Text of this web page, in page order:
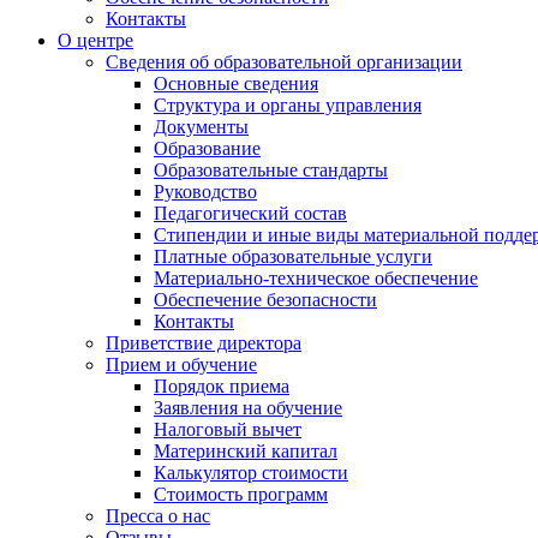
Контакты
О центре
Сведения об образовательной организации
Основные сведения
Структура и органы управления
Документы
Образование
Образовательные стандарты
Руководство
Педагогический состав
Стипендии и иные виды материальной
Платные образовательные услуги
Материально-техническое обеспечение
Обеспечение безопасности
Контакты
Приветствие директора
Прием и обучение
Порядок приема
Заявления на обучение
Налоговый вычет
Материнский капитал
Калькулятор стоимости
Стоимость программ
Пресса о нас